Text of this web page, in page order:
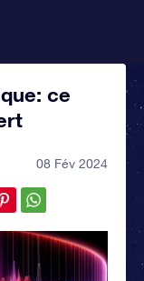
ce
08 Fév 2024